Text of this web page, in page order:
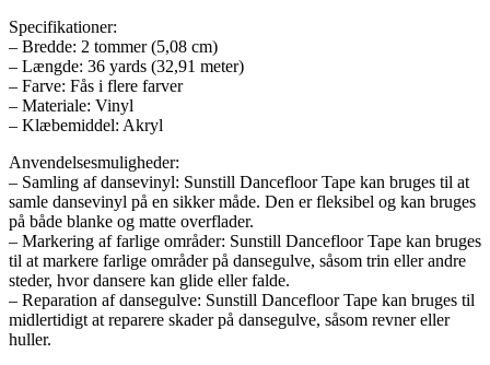
Specifikationer:
– Bredde: 2 tommer (5,08 cm)
– Længde: 36 yards (32,91 meter)
– Farve: Fås i flere farver
– Materiale: Vinyl
– Klæbemiddel: Akryl
Anvendelsesmuligheder:
– Samling af dansevinyl: Sunstill Dancefloor Tape kan bruges til at
samle dansevinyl på en sikker måde. Den er fleksibel og kan bruges
på både blanke og matte overflader.
– Markering af farlige områder: Sunstill Dancefloor Tape kan bruges
til at markere farlige områder på dansegulve, såsom trin eller andre
steder, hvor dansere kan glide eller falde.
– Reparation af dansegulve: Sunstill Dancefloor Tape kan bruges til
midlertidigt at reparere skader på dansegulve, såsom revner eller
huller.